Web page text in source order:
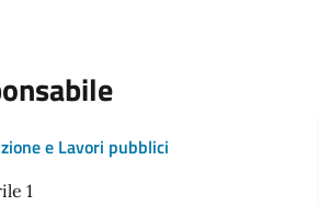
e Lavori pubblici
1